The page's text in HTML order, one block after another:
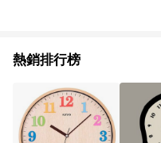
熱銷排行榜